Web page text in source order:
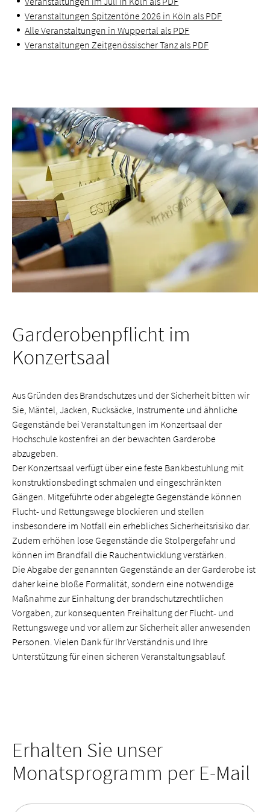
Veranstaltungen Spitzentöne 2026 in Köln als PDF
Alle Veranstaltungen in Wuppertal als PDF
Veranstaltungen Zeitgenössischer Tanz als PDF
Garderobenpflicht im
Konzertsaal
Aus Gründen des Brandschutzes und der Sicherheit bitten wir
Sie, Mäntel, Jacken, Rucksäcke, Instrumente und ähnliche
Gegenstände bei Veranstaltungen im Konzertsaal der
Hochschule kostenfrei an der bewachten Garderobe
abzugeben.
Der Konzertsaal verfügt über eine feste Bankbestuhlung mit
konstruktionsbedingt schmalen und eingeschränkten
Gängen. Mitgeführte oder abgelegte Gegenstände können
Flucht- und Rettungswege blockieren und stellen
insbesondere im Notfall ein erhebliches Sicherheitsrisiko dar.
Zudem erhöhen lose Gegenstände die Stolpergefahr und
können im Brandfall die Rauchentwicklung verstärken.
Die Abgabe der genannten Gegenstände an der Garderobe ist
daher keine bloße Formalität, sondern eine notwendige
Maßnahme zur Einhaltung der brandschutzrechtlichen
Vorgaben, zur konsequenten Freihaltung der Flucht- und
Rettungswege und vor allem zur Sicherheit aller anwesenden
Personen. Vielen Dank für Ihr Verständnis und Ihre
Unterstützung für einen sicheren Veranstaltungsablauf.
Erhalten Sie unser
Monatsprogramm per E-Mail